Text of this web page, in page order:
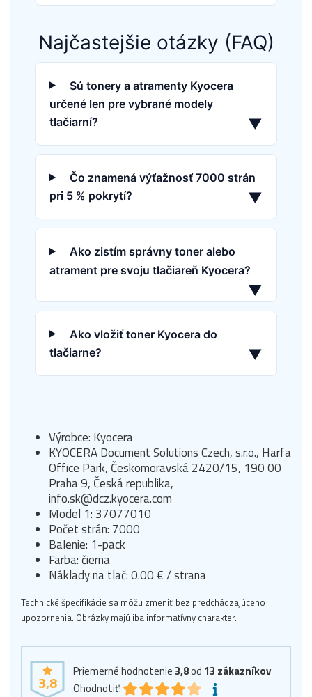
Najčastejšie otázky (FAQ)
Sú tonery a atramenty Kyocera
určené len pre vybrané modely
tlačiarní?
▼
Čo znamená výťažnosť 7000 strán
pri 5 % pokrytí?
▼
Ako zistím správny toner alebo
atrament pre svoju tlačiareň Kyocera?
▼
Ako vložiť toner Kyocera do
tlačiarne?
▼
Výrobce: Kyocera
KYOCERA Document Solutions Czech, s.r.o., Harfa
Office Park, Českomoravská 2420/15, 190 00
Praha 9, Česká republika,
info.sk@dcz.kyocera.com
Model 1: 37077010
Počet strán: 7000
Balenie: 1-pack
Farba: čierna
Náklady na tlač: 0.00 € / strana
Technické špecifikácie sa môžu zmeniť bez predchádzajúceho
upozornenia. Obrázky majú iba informatívny charakter.
3,8
Priemerné hodnotenie3,8od 13 zákazníkov
Ohodnotiť: